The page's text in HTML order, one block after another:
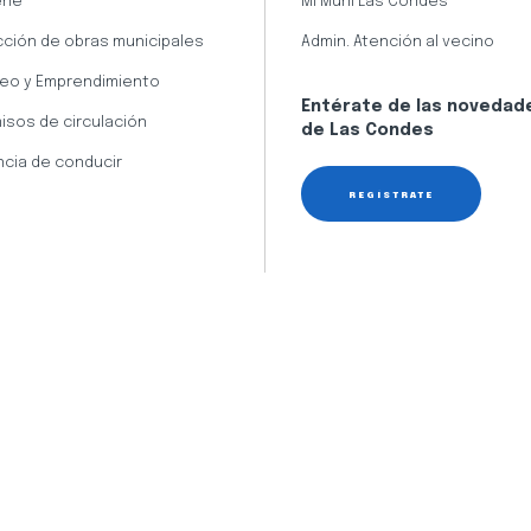
de obras municipales
y Emprendimiento
de circulación
de conducir
Admin. Atención al vecino
Entérate de las
de Las Condes
REGÍSTRATE